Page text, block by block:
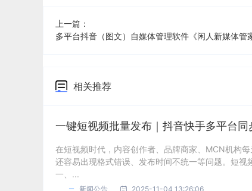
上一篇：
多平台抖音（图文）自媒体管理软件《闲人新媒体管
相关推荐
一键短视频批量发布｜抖音快手多平台
在短视频时代，内容创作者、品牌商家、MCN机构
还容易出现格式错误、发布时间不统一等问题。短
一、...
新闻公告 2025-11-04 13:26:06